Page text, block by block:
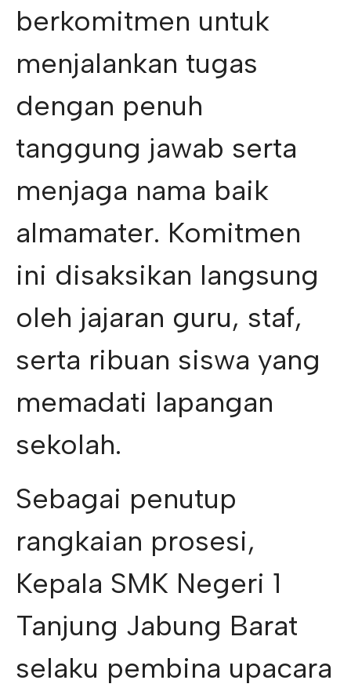
berkomitmen untuk
menjalankan tugas
dengan penuh
tanggung jawab serta
menjaga nama baik
almamater. Komitmen
ini disaksikan langsung
oleh jajaran guru, staf,
serta ribuan siswa yang
memadati lapangan
sekolah.
Sebagai penutup
rangkaian prosesi,
Kepala SMK Negeri 1
Tanjung Jabung Barat
selaku pembina upacara